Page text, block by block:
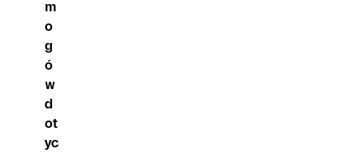
m
o
g
ó
w
d
ot
yc